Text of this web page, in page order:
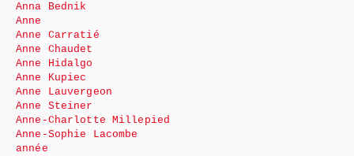
Anna Bednik
Anne
Anne Carratié
Anne Chaudet
Anne Hidalgo
Anne Kupiec
Anne Lauvergeon
Anne Steiner
Anne-Charlotte Millepied
Anne-Sophie Lacombe
année